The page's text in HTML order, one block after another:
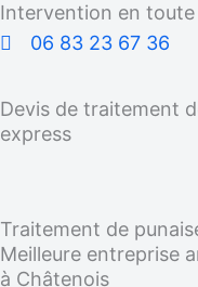
Intervention en
06 83 23 67 36
Devis de traitement
express
Traitement de
Meilleure entreprise
à Châtenois